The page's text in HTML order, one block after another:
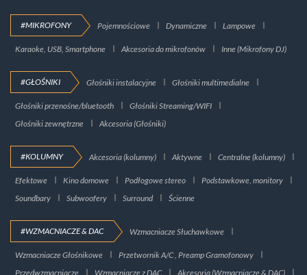
#MIKROFONY Pojemnościowe Dynamiczne Lampowe
Karaoke, USB, Smartphone Akcesoria do mikrofonów Inne (Mikrofony DJ)
#GŁOŚNIKI Głośniki instalacyjne Głośniki multimedialne
Głośniki przenośne/bluetooth
Głośniki Streaming/WIFI
Głośniki zewnętrzne
Akcesoria (Głośniki)
#KOLUMNY Akcesoria (kolumny) Aktywne Centralne (kolumny)
Efektowe Kino domowe Podłogowe stereo
Podstawkowe, monitory
Soundbary
Subwoofery Surround Ścienne
#WZMACNIACZE & DAC Wzmacniacze Słuchawkowe
Wzmacniacze Głośnikowe
Przetwornik A/C , Preamp Gramofonowy
Przedwzmacniacze
Wzmacniacze z DAC Akcesoria (Wzmacniacze & DAC)